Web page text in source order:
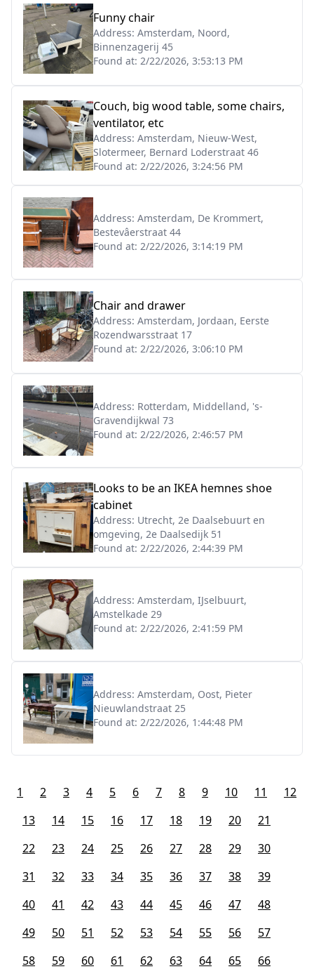
Funny chair
Address: Amsterdam, Noord,
Binnenzagerij 45
Found at: 2/22/2026, 3:53:13 PM
Couch, big wood table, some chairs,
ventilator, etc
Address: Amsterdam, Nieuw-West,
Slotermeer, Bernard Loderstraat 46
Found at: 2/22/2026, 3:24:56 PM
Address: Amsterdam, De Krommert,
Bestevâerstraat 44
Found at: 2/22/2026, 3:14:19 PM
Chair and drawer
Address: Amsterdam, Jordaan, Eerste
Rozendwarsstraat 17
Found at: 2/22/2026, 3:06:10 PM
Address: Rotterdam, Middelland, 's-
Gravendijkwal 73
Found at: 2/22/2026, 2:46:57 PM
Looks to be an IKEA hemnes shoe
cabinet
Address: Utrecht, 2e Daalsebuurt en
omgeving, 2e Daalsedijk 51
Found at: 2/22/2026, 2:44:39 PM
Address: Amsterdam, IJselbuurt,
Amstelkade 29
Found at: 2/22/2026, 2:41:59 PM
Address: Amsterdam, Oost, Pieter
Nieuwlandstraat 25
Found at: 2/22/2026, 1:44:48 PM
1 2 3 4 5 6 7 8 9 10 11
12
13
14 15 16 17 18 19 20
21
22
23 24 25 26 27 28 29
30
31
32 33 34 35 36 37 38
39
40
41 42 43 44 45 46 47
48
49
50 51 52 53 54 55 56
57
58
59 60 61 62 63 64 65
66